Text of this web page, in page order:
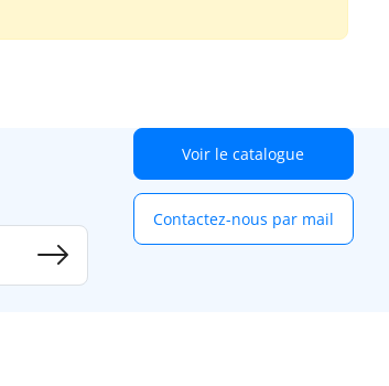
Voir le catalogue
Contactez-nous par mail